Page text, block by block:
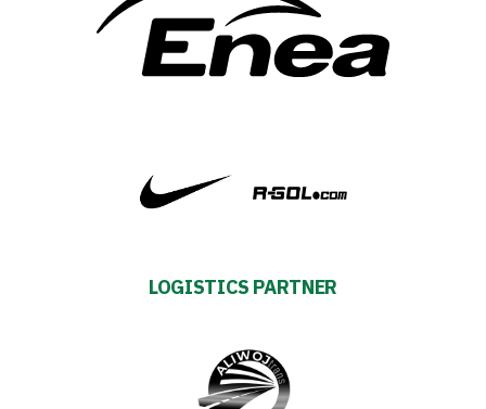
LOGISTICS PARTNER